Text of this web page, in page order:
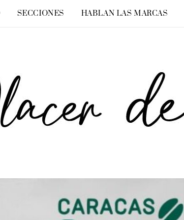
SECCIONES HABLAN LAS MARCAS